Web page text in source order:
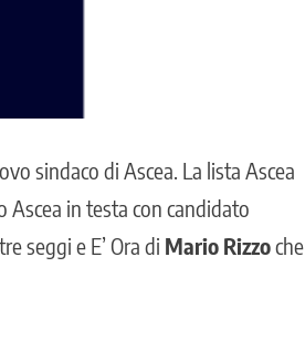
sindaco di Ascea . La lista Ascea
in testa con candidato
seggi e E’ Ora di Mario Rizzoche